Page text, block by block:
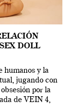
DOLL
humanos y la
jugando con
por la
de VEIN 4,